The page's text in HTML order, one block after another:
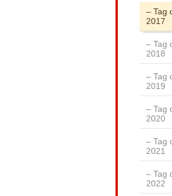
Tag
2017
Tag
2018
Tag
2019
Tag
2020
Tag
2021
Tag
2022